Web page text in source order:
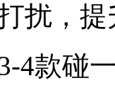
扰，
4款碰